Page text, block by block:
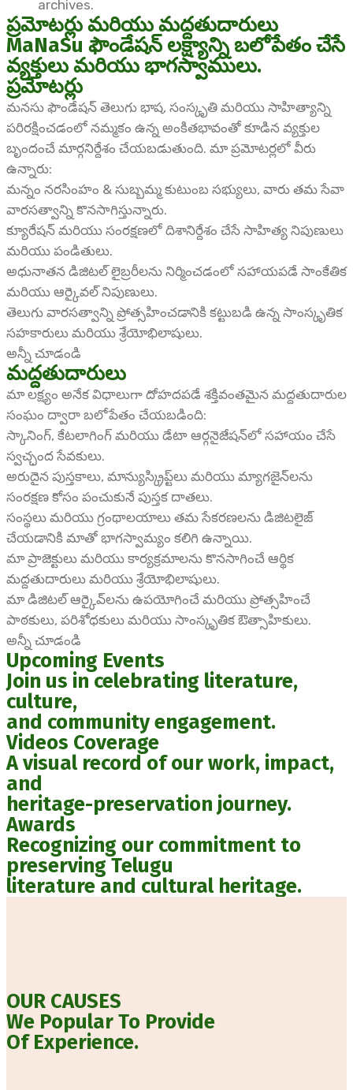
archives.
ప్రమోటర్లు మరియు మద్దతుదారులు
MaNaSu ఫౌండేషన్ లక్ష్యాన్ని బలోపేతం చేసే
వ్యక్తులు మరియు భాగస్వాములు.
ప్రమోటర్లు
మనసు ఫౌండేషన్ తెలుగు భాష, సంస్కృతి మరియు సాహిత్యాన్ని
పరిరక్షించడంలో నమ్మకం ఉన్న అంకితభావంతో కూడిన వ్యక్తుల
బృందంచే మార్గనిర్దేశం చేయబడుతుంది. మా ప్రమోటర్లలో వీరు
ఉన్నారు:
మన్నం నరసింహం & సుబ్బమ్మ కుటుంబ సభ్యులు, వారు తమ సేవా
వారసత్వాన్ని కొనసాగిస్తున్నారు.
క్యూరేషన్ మరియు సంరక్షణలో దిశానిర్దేశం చేసే సాహిత్య నిపుణులు
మరియు పండితులు.
అధునాతన డిజిటల్ లైబ్రరీలను నిర్మించడంలో సహాయపడే సాంకేతిక
మరియు ఆర్కైవల్ నిపుణులు.
తెలుగు వారసత్వాన్ని ప్రోత్సహించడానికి కట్టుబడి ఉన్న సాంస్కృతిక
సహకారులు మరియు శ్రేయోభిలాషులు.
అన్నీ చూడండి
మద్దతుదారులు
మా లక్ష్యం అనేక విధాలుగా దోహదపడే శక్తివంతమైన మద్దతుదారుల
సంఘం ద్వారా బలోపేతం చేయబడింది:
స్కానింగ్, కేటలాగింగ్ మరియు డేటా ఆర్గనైజేషన్‌లో సహాయం చేసే
స్వచ్ఛంద సేవకులు.
అరుదైన పుస్తకాలు, మాన్యుస్క్రిప్ట్‌లు మరియు మ్యాగజైన్‌లను
సంరక్షణ కోసం పంచుకునే పుస్తక దాతలు.
సంస్థలు మరియు గ్రంథాలయాలు తమ సేకరణలను డిజిటలైజ్
చేయడానికి మాతో భాగస్వామ్యం కలిగి ఉన్నాయి.
మా ప్రాజెక్టులు మరియు కార్యక్రమాలను కొనసాగించే ఆర్థిక
మద్దతుదారులు మరియు శ్రేయోభిలాషులు.
మా డిజిటల్ ఆర్కైవ్‌లను ఉపయోగించే మరియు ప్రోత్సహించే
పాఠకులు, పరిశోధకులు మరియు సాంస్కృతిక ఔత్సాహికులు.
అన్నీ చూడండి
Upcoming Events
Join us in celebrating literature,
culture,
and community engagement.
Videos Coverage
A visual record of our work, impact,
and
heritage-preservation journey.
Awards
Recognizing our commitment to
preserving Telugu
literature and cultural heritage.
OUR CAUSES
We Popular To Provide
Of Experience.